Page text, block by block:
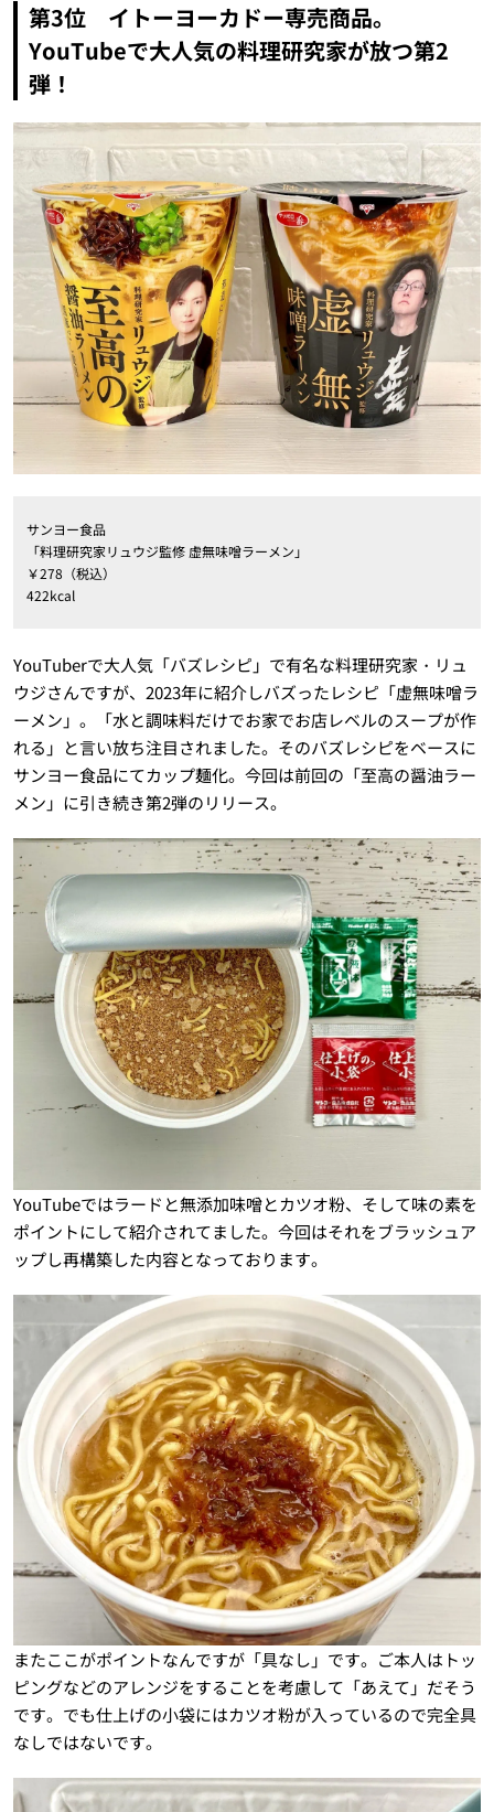
第3位 イトーヨーカドー専売商品。
YouTubeで大人気の料理研究家が放つ第2
弾！
サンヨー食品
「料理研究家リュウジ監修 虚無味噌ラーメン」
￥278（税込）
422kcal
YouTuberで大人気「バズレシピ」で有名な料理研究家・リュ
ウジさんですが、2023年に紹介しバズったレシピ「虚無味噌ラ
ーメン」。「水と調味料だけでお家でお店レベルのスープが作
れる」と言い放ち注目されました。そのバズレシピをベースに
サンヨー食品にてカップ麺化。今回は前回の「至高の醤油ラー
メン」に引き続き第2弾のリリース。
YouTubeではラードと無添加味噌とカツオ粉、そして味の素を
ポイントにして紹介されてました。今回はそれをブラッシュア
ップし再構築した内容となっております。
またここがポイントなんですが「具なし」です。ご本人はトッ
ピングなどのアレンジをすることを考慮して「あえて」だそう
です。でも仕上げの小袋にはカツオ粉が入っているので完全具
なしではないです。